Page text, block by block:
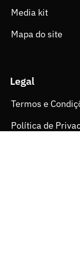
Media kit
Mapa do site
Legal
Termos e
Política de